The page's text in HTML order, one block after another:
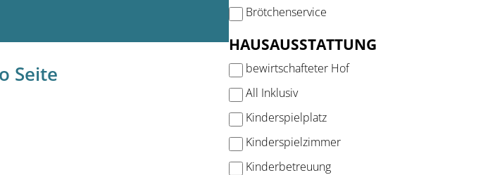
Seite
Brötchenservice
HAUSAUSSTATTUNG
bewirtschafteter Hof
All Inklusiv
Kinderspielplatz
Kinderspielzimmer
Kinderbetreuung